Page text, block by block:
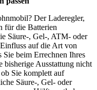
Der Laderegler,
für die Batterien
Säure-, Gel-, ATM- oder
auf die Art von
Sie beim Errechnen Ihres
bisherige Ausstattung nicht
Sie komplett auf
Säure-, Gel- oder